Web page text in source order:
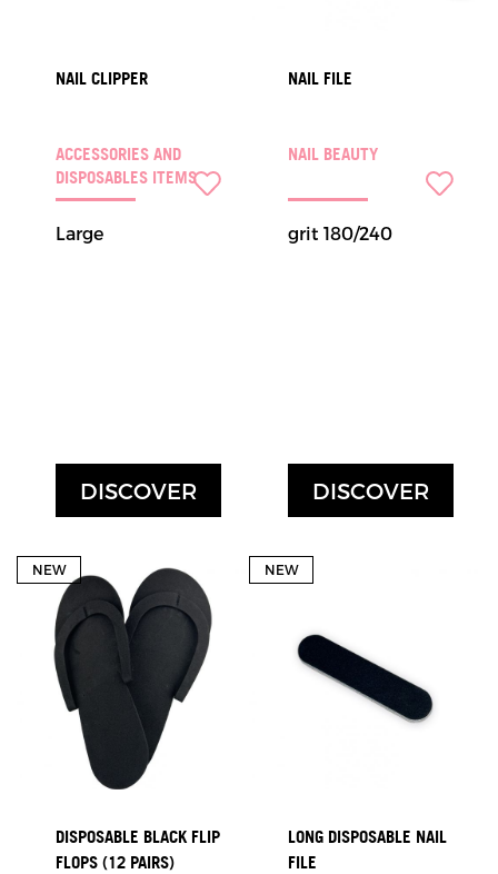
NAIL CLIPPER
ACCESSORIES AND
DISPOSABLES ITEMS
Large
DISCOVER
NAIL FILE
NAIL BEAUTY
grit 180/240
DISCOVER
NEW
DISPOSABLE BLACK FLIP
FLOPS (12 PAIRS)
NEW
LONG DISPOSABLE NAIL
FILE